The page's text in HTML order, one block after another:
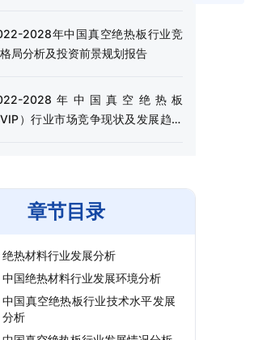
2028年中国真空绝热板行业竞
局分析及投资前景规划报告
2028年中国真空绝热板
VIP）行业市场竞争现状及发展趋势
章节目录
绝热材料行业发展分析
中国绝热材料行业发展环境分析
中国真空绝热板行业技术水平发展
分析